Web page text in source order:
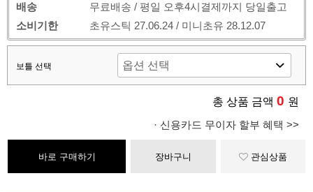
배송
무료배송 / 평일 오후4시결제까지 당일출고
소비기한
초유스틱 27.06.24 / 미니초유 28.12.07
보틀 선택
총 상품 금액 0 원
· 신용카드 무이자 할부 혜택 >>
바로 구매하기 장바구니 관심상품